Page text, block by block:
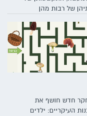
של רבות מהן
השראה לקראת החג
חדש חושף את
העיקריים: ילדים